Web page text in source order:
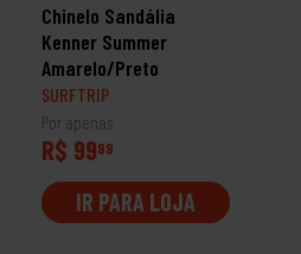
Chinelo Sandália
Kenner Summer
Amarelo/Preto
SURFTRIP
Por apenas
R$ 9999
IR PARA LOJA